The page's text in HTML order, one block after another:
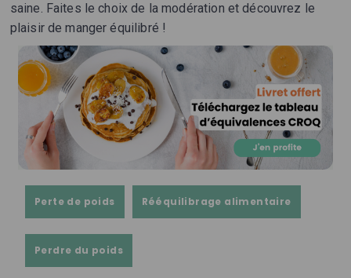
saine. Faites le choix de la modération et découvrez le
plaisir de manger équilibré !
Perte de poids Rééquilibrage alimentaire
Perdre du poids